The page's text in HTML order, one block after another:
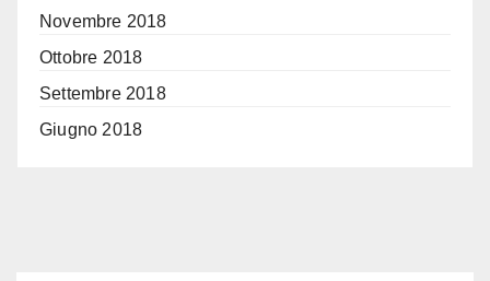
Novembre 2018
Ottobre 2018
Settembre 2018
Giugno 2018